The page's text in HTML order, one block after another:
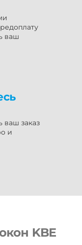
ваш
заказ
и
KBE